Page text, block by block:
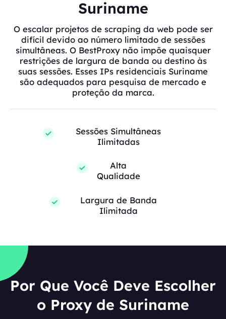
Suriname
O escalar projetos de scraping da web pode ser
difícil devido ao número limitado de sessões
simultâneas. O BestProxy não impõe quaisquer
restrições de largura de banda ou destino às
suas sessões. Esses IPs residenciais Suriname
são adequados para pesquisa de mercado e
proteção da marca.
Sessões Simultâneas
Ilimitadas
Alta
Qualidade
Largura de Banda
Ilimitada
Por Que Você Deve Escolher
o Proxy de Suriname